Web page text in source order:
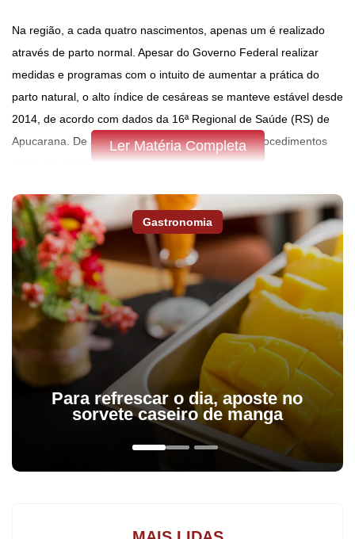
Na região, a cada quatro nascimentos, apenas um é realizado
através de parto normal. Apesar do Governo Federal realizar
medidas e programas com o intuito de aumentar a prática do
parto natural, o alto índice de cesáreas se manteve estável desde
2014, de acordo com dados da 16ª Regional de Saúde (RS) de
Apucarana. De acordo com obstetra, ambos os procedimentos
possuem vantagens e riscos.
O levantamento realizado pela 16ª RS de Apucarana utiliza dados
até 9 de junho deste ano. Segundo a pesquisa, de 2014 até
agora, mais de 10,3 mil partos foram realizados nos 16
Ler Matéria Completa
Gastronomia
Para refrescar o dia, aposte no
sorvete caseiro de manga